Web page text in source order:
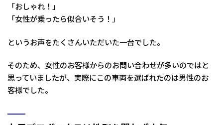
「おしゃれ！」
「女性が乗ったら似合いそう！」
というお声をたくさんいただいた一台でした。
そのため、女性のお客様からのお問い合わせが多いのではと
思っていましたが、実際にこの車両を選ばれたのは男性のお
客様でした。